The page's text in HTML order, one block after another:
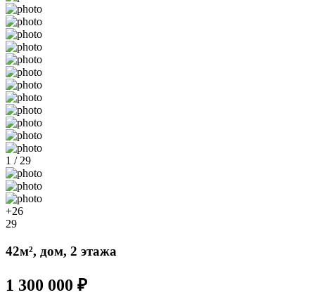
1 / 29
+26
29
42м², дом, 2 этажа
1 300 000 ₽